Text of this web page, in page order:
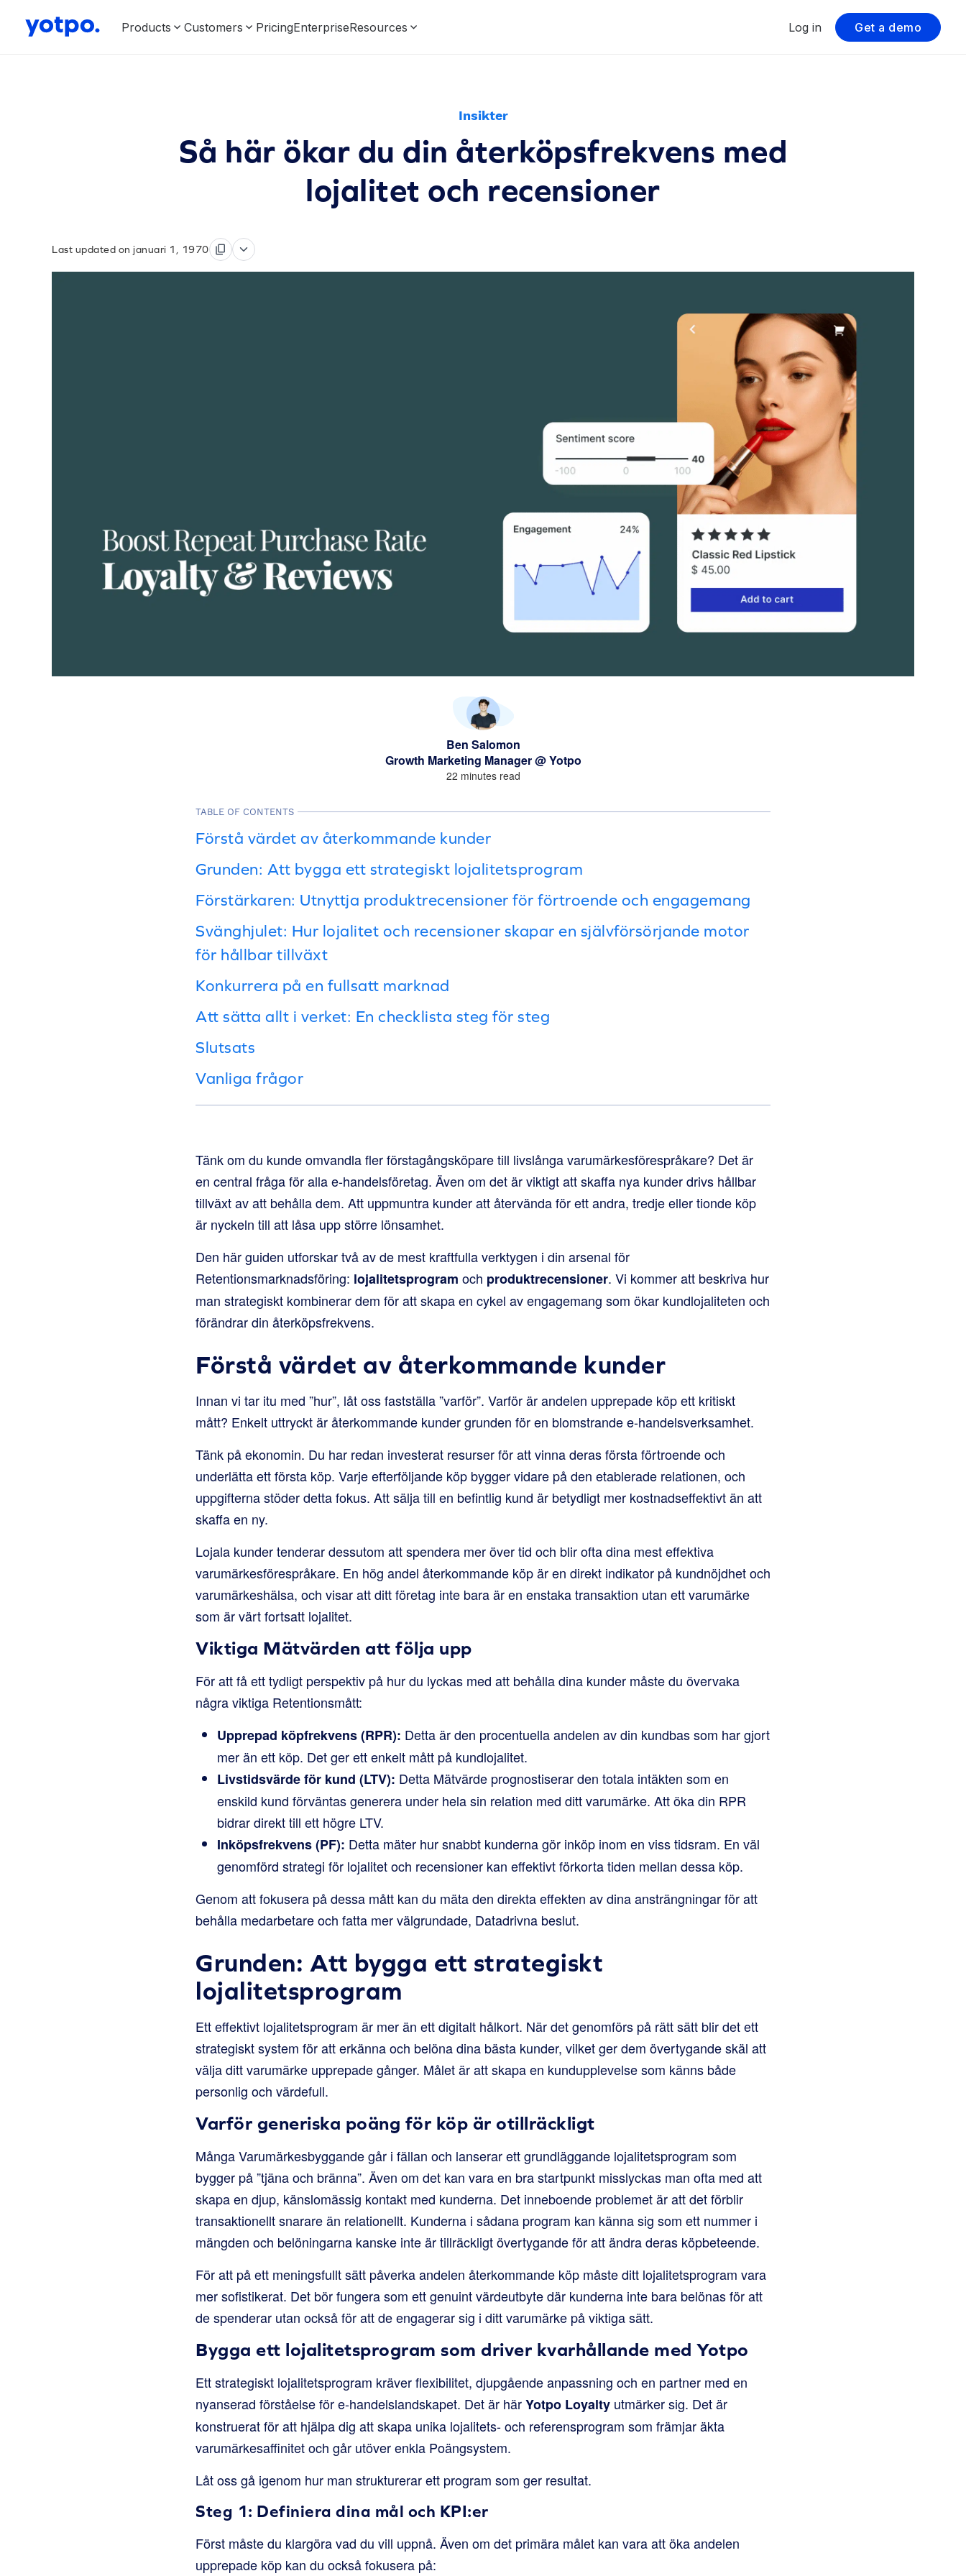
Products Customers PricingEnterpriseResources Log in Get a demo
Insikter
Så här ökar du din återköpsfrekvens med
lojalitet och recensioner
Last updated on januari 1, 1970
Ben Salomon
Growth Marketing Manager @ Yotpo
22 minutes read
TABLE OF CONTENTS
Förstå värdet av återkommande kunder
Grunden: Att bygga ett strategiskt lojalitetsprogram
Förstärkaren: Utnyttja produktrecensioner för förtroende och engagemang
Svänghjulet: Hur lojalitet och recensioner skapar en självförsörjande motor
för hållbar tillväxt
Konkurrera på en fullsatt marknad
Att sätta allt i verket: En checklista steg för steg
Slutsats
Vanliga frågor
Tänk om du kunde omvandla fler förstagångsköpare till livslånga varumärkesförespråkare? Det är
en central fråga för alla e-handelsföretag. Även om det är viktigt att skaffa nya kunder drivs hållbar
tillväxt av att behålla dem. Att uppmuntra kunder att återvända för ett andra, tredje eller tionde köp
är nyckeln till att låsa upp större lönsamhet.
Den här guiden utforskar två av de mest kraftfulla verktygen i din arsenal för
Retentionsmarknadsföring: lojalitetsprogram och produktrecensioner. Vi kommer att beskriva hur
man strategiskt kombinerar dem för att skapa en cykel av engagemang som ökar kundlojaliteten och
förändrar din återköpsfrekvens.
Förstå värdet av återkommande kunder
Innan vi tar itu med ”hur”, låt oss fastställa ”varför”. Varför är andelen upprepade köp ett kritiskt
mått? Enkelt uttryckt är återkommande kunder grunden för en blomstrande e-handelsverksamhet.
Tänk på ekonomin. Du har redan investerat resurser för att vinna deras första förtroende och
underlätta ett första köp. Varje efterföljande köp bygger vidare på den etablerade relationen, och
uppgifterna stöder detta fokus. Att sälja till en befintlig kund är betydligt mer kostnadseffektivt än att
skaffa en ny.
Lojala kunder tenderar dessutom att spendera mer över tid och blir ofta dina mest effektiva
varumärkesförespråkare. En hög andel återkommande köp är en direkt indikator på kundnöjdhet och
varumärkeshälsa, och visar att ditt företag inte bara är en enstaka transaktion utan ett varumärke
som är värt fortsatt lojalitet.
Viktiga Mätvärden att följa upp
För att få ett tydligt perspektiv på hur du lyckas med att behålla dina kunder måste du övervaka
några viktiga Retentionsmått:
Upprepad köpfrekvens (RPR): Detta är den procentuella andelen av din kundbas som har gjort
mer än ett köp. Det ger ett enkelt mått på kundlojalitet.
Livstidsvärde för kund (LTV): Detta Mätvärde prognostiserar den totala intäkten som en
enskild kund förväntas generera under hela sin relation med ditt varumärke. Att öka din RPR
bidrar direkt till ett högre LTV.
Inköpsfrekvens (PF): Detta mäter hur snabbt kunderna gör inköp inom en viss tidsram. En väl
genomförd strategi för lojalitet och recensioner kan effektivt förkorta tiden mellan dessa köp.
Genom att fokusera på dessa mått kan du mäta den direkta effekten av dina ansträngningar för att
behålla medarbetare och fatta mer välgrundade, Datadrivna beslut.
Grunden: Att bygga ett strategiskt
lojalitetsprogram
Ett effektivt lojalitetsprogram är mer än ett digitalt hålkort. När det genomförs på rätt sätt blir det ett
strategiskt system för att erkänna och belöna dina bästa kunder, vilket ger dem övertygande skäl att
välja ditt varumärke upprepade gånger. Målet är att skapa en kundupplevelse som känns både
personlig och värdefull.
Varför generiska poäng för köp är otillräckligt
Många Varumärkesbyggande går i fällan och lanserar ett grundläggande lojalitetsprogram som
bygger på ”tjäna och bränna”. Även om det kan vara en bra startpunkt misslyckas man ofta med att
skapa en djup, känslomässig kontakt med kunderna. Det inneboende problemet är att det förblir
transaktionellt snarare än relationellt. Kunderna i sådana program kan känna sig som ett nummer i
mängden och belöningarna kanske inte är tillräckligt övertygande för att ändra deras köpbeteende.
För att på ett meningsfullt sätt påverka andelen återkommande köp måste ditt lojalitetsprogram vara
mer sofistikerat. Det bör fungera som ett genuint värdeutbyte där kunderna inte bara belönas för att
de spenderar utan också för att de engagerar sig i ditt varumärke på viktiga sätt.
Bygga ett lojalitetsprogram som driver kvarhållande med Yotpo
Ett strategiskt lojalitetsprogram kräver flexibilitet, djupgående anpassning och en partner med en
nyanserad förståelse för e-handelslandskapet. Det är härYotpo Loyalty utmärker sig. Det är
konstruerat för att hjälpa dig att skapa unika lojalitets- och referensprogram som främjar äkta
varumärkesaffinitet och går utöver enkla Poängsystem.
Låt oss gå igenom hur man strukturerar ett program som ger resultat.
Steg 1: Definiera dina mål och KPI:er
Först måste du klargöra vad du vill uppnå. Även om det primära målet kan vara att öka andelen
upprepade köp kan du också fokusera på: